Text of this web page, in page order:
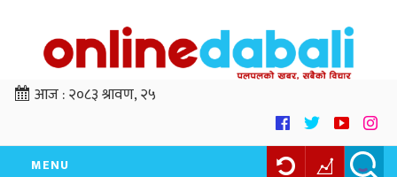
आज :२०८३ श्रावण, २५
MENU